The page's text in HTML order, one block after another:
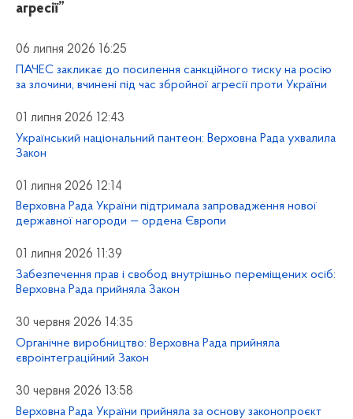
агресії”
06 липня 2026 16:25
ПАЧЕС закликає до посилення санкційного тиску на росію
за злочини, вчинені під час збройної агресії проти України
01 липня 2026 12:43
Український національний пантеон: Верховна Рада ухвалила
Закон
01 липня 2026 12:14
Верховна Рада України підтримала запровадження нової
державної нагороди — ордена Європи
01 липня 2026 11:39
Забезпечення прав і свобод внутрішньо переміщених осіб:
Верховна Рада прийняла Закон
30 червня 2026 14:35
Органічне виробництво: Верховна Рада прийняла
євроінтеграційний Закон
30 червня 2026 13:58
Верховна Рада України прийняла за основу законопроєкт